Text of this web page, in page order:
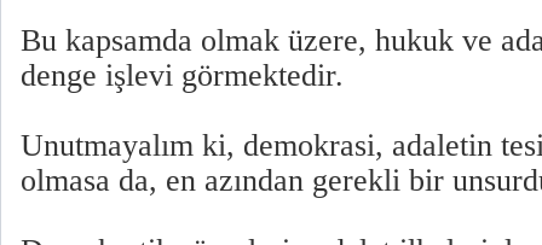
Bu kapsamda olmak üzere, hukuk ve
denge işlevi görmektedir.
Unutmayalım ki, demokrasi, adaletin
olmasa da, en azından gerekli bir